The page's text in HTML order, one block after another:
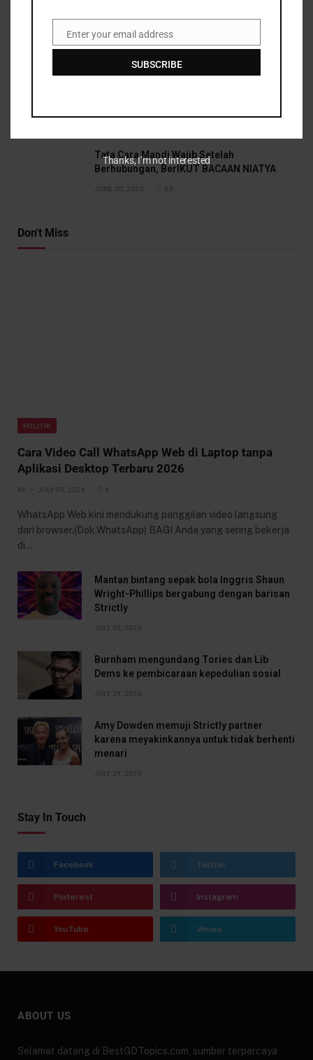
MAY 1, 2025 112
MAY 27, 2025 91
Tata Cara Mandi Wajib Setelah
Berhubungan, BerIKUT BACAAN NIATYA
JUNE 20, 2025 85
Don't Miss
POLITIK
Cara Video Call WhatsApp Web di Laptop tanpa
Aplikasi Desktop Terbaru 2026
BY JULY 30, 2026 6
WhatsApp Web kini mendukung panggilan video langsung
dari browser.(Dok.WhatsApp) BAGI Anda yang sering bekerja
di…
Mantan bintang sepak bola Inggris Shaun
Wright-Phillips bergabung dengan barisan
Strictly
JULY 30, 2026
Burnham mengundang Tories dan Lib
Dems ke pembicaraan kepedulian sosial
JULY 29, 2026
Amy Dowden memuji Strictly partner
karena meyakinkannya untuk tidak berhenti
menari
JULY 29, 2026
Stay In Touch
Facebook Twitter
Pinterest Instagram
YouTube Vimeo
ABOUT US
Selamat datang di BestGDTopics.com, sumber terpercaya
EmailEnter your email address
SUBSCRIBE
Thanks, I’m not interested